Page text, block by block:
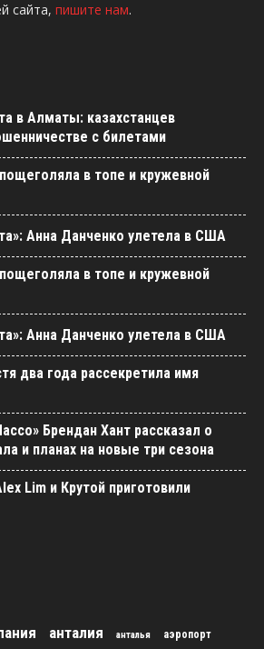
сайта, пишите нам.
в Алматы: казахстанцев
с билетами
в топе и кружевной
Анна Данченко улетела в США
в топе и кружевной
Анна Данченко улетела в США
два года рассекретила имя
Брендан Хант рассказал о
и планах на новые три сезона
Lim и Крутой приготовили
анталия анталья аэропорт